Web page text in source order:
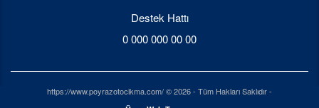
Destek Hattı
0 000 000 00 00
https://www.poyrazotocikma.com/ © 2026 - Tüm Hakları Saklıdır -